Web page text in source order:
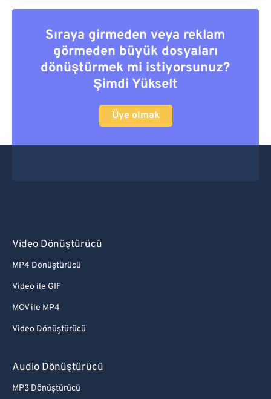
Sıraya girmeden veya reklam
görmeden büyük dosyaları
dönüştürmek mi istiyorsunuz?
Şimdi Yükselt
Üye olmak
Video Dönüştürücü
MP4 Dönüştürücü
Video ile GIF
MOV ile MP4
Video Dönüştürücü
Audio Dönüştürücü
MP3 Dönüştürücü